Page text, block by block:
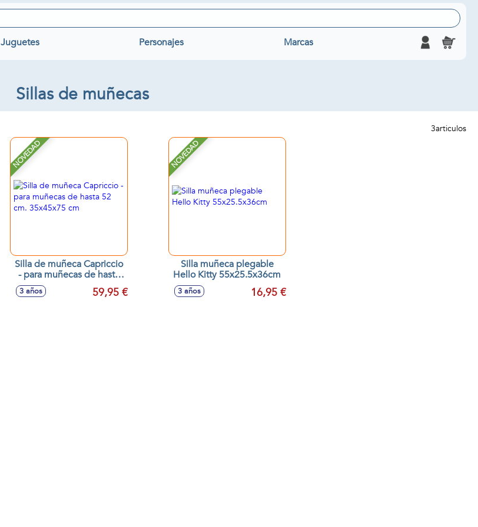
Juguetes Personajes Marcas
Sillas de muñecas
3articulos
NOVEDAD
Silla de muñeca Capriccio
- para muñecas de hasta
52 cm. 35x45x75 cm
3 años 59,95 €
NOVEDAD
Silla muñeca plegable
Hello Kitty 55x25.5x36cm
3 años 16,95 €